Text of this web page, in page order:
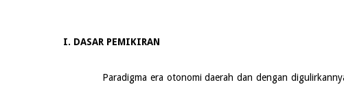
I. DASAR PEMIKIRAN
Paradigma era otonomi daerah dan dengan digulirkannya